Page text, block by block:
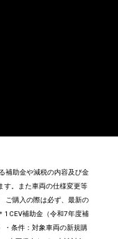
補助金や減税の内容及び金
す。また車両の仕様変更等
ご購入の際は必ず、最新の
＊1 CEV補助金 （令和7年度補
・条件：対象車両の新規購